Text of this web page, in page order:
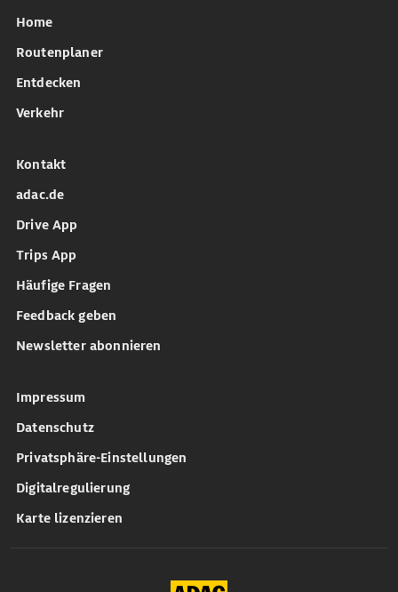
Home
Routenplaner
Entdecken
Verkehr
Kontakt
adac.de
Drive App
Trips App
Häufige Fragen
Feedback geben
Newsletter abonnieren
Impressum
Datenschutz
Privatsphäre-Einstellungen
Digitalregulierung
Karte lizenzieren